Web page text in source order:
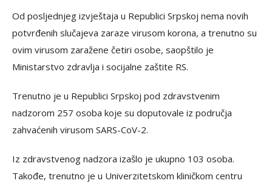
Od posljednjeg izvještaja u Republici Srpskoj nema novih
potvrđenih slučajeva zaraze virusom korona, a trenutno su
ovim virusom zaražene četiri osobe, saopštilo je
Ministarstvo zdravlja i socijalne zaštite RS.
Trenutno je u Republici Srpskoj pod zdravstvenim
nadzorom 257 osoba koje su doputovale iz područja
zahvaćenih virusom SARS-CoV-2.
Iz zdravstvenog nadzora izašlo je ukupno 103 osoba.
Takođe, trenutno je u Univerzitetskom kliničkom centru